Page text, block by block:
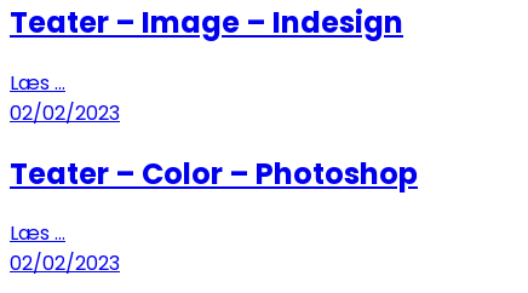
Teater – Image – Indesign
Læs ...
02/02/2023
Teater – Color – Photoshop
Læs ...
02/02/2023